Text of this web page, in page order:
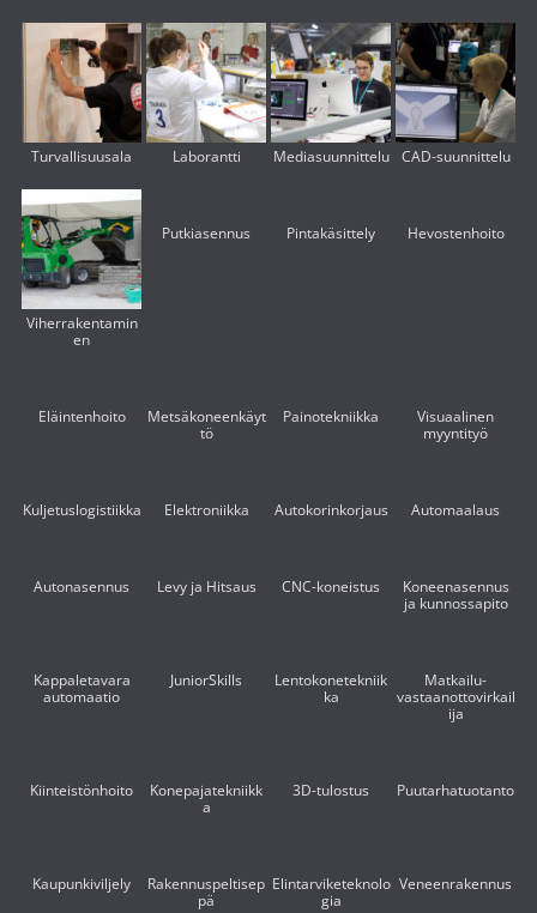
Turvallisuusala Laborantti Mediasuunnittelu CAD-suunnittelu
Viherrakentamin
en
Putkiasennus Pintakäsittely Hevostenhoito
Eläintenhoito
Metsäkoneenkäyt
tö
Painotekniikka
Visuaalinen
myyntityö
Kuljetuslogistiikka Elektroniikka Autokorinkorjaus Automaalaus
Autonasennus Levy ja Hitsaus CNC-koneistus
Koneenasennus
ja kunnossapito
Kappaletavara
automaatio
JuniorSkills
Lentokonetekniik
ka
Matkailu-
vastaanottovirkail
ija
Kiinteistönhoito
Konepajatekniikk
a
3D-tulostus Puutarhatuotanto
Kaupunkiviljely
Rakennuspeltisep
pä
Elintarviketeknolo
gia
Veneenrakennus